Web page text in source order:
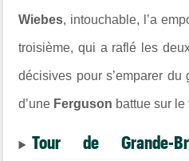
Wiebes, intouchable, l’a
troisième, qui a raflé les
décisives pour s’emparer
d’une Ferguson battue sur le
Tour de Grande-